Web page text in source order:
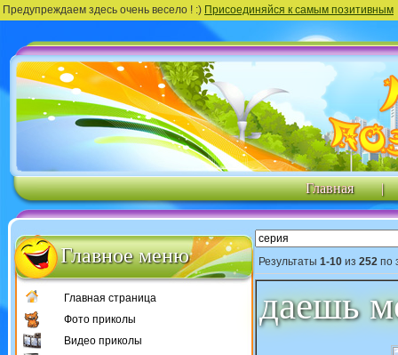
Предупреждаем здесь очень весело ! :) Присоединяйся к самым позитивным
Главная |
Главное меню
Главная страница
Фото приколы
Видео приколы
Результаты 1-10 из 252 по
даешь